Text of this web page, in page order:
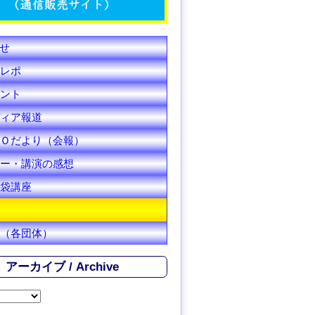
C
a
n
n
e
l
ポ
ト
ア報道
だより（会報）
・講演の感想
講座
各団体）
アーカイブ / Archive